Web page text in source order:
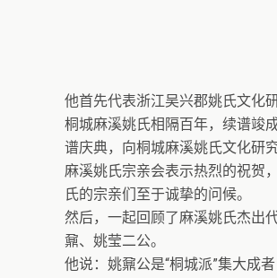
他首先代表浙江吴兴郡姚氏文化
桐城麻溪姚氏相隔百年，续谱竣
谱庆典，向桐城麻溪姚氏文化研
麻溪姚氏宗亲会表示热烈的祝贺
氏的宗亲们至于诚挚的问候。
然后，一起回顾了麻溪姚氏杰出
鼐、姚莹二公。
他说：姚鼐公是“桐城派”集大成